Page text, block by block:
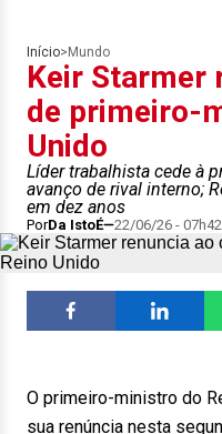
Início> Mundo
Keir Starmer
de primeiro-
Unido
Líder trabalhista cede à
avanço de rival interno;
em dez anos
PorDa IstoÉ 22/06/26 -
O primeiro-ministro do
sua renúncia nesta